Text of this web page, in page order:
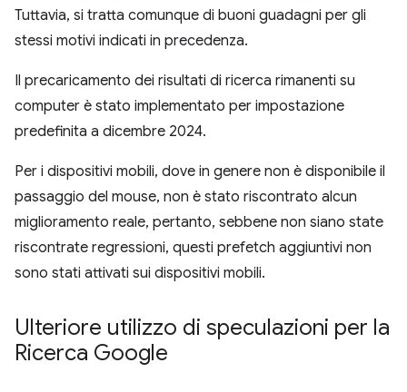
Tuttavia, si tratta comunque di buoni guadagni per gli
stessi motivi indicati in precedenza.
Il precaricamento dei risultati di ricerca rimanenti su
computer è stato implementato per impostazione
predefinita a dicembre 2024.
Per i dispositivi mobili, dove in genere non è disponibile il
passaggio del mouse, non è stato riscontrato alcun
miglioramento reale, pertanto, sebbene non siano state
riscontrate regressioni, questi prefetch aggiuntivi non
sono stati attivati sui dispositivi mobili.
Ulteriore utilizzo di speculazioni per la
Ricerca Google